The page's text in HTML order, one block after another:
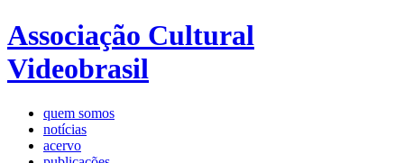
Associação Cultural
Videobrasil
quem somos
notícias
acervo